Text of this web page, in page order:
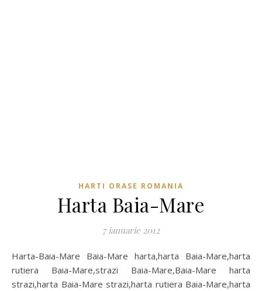
HARTI ORASE ROMANIA
Harta Baia-Mare
7 ianuarie 2012
Harta-Baia-Mare Baia-Mare harta,harta Baia-Mare,harta
rutiera Baia-Mare,strazi Baia-Mare,Baia-Mare harta
strazi,harta Baia-Mare strazi,harta rutiera Baia-Mare,harta